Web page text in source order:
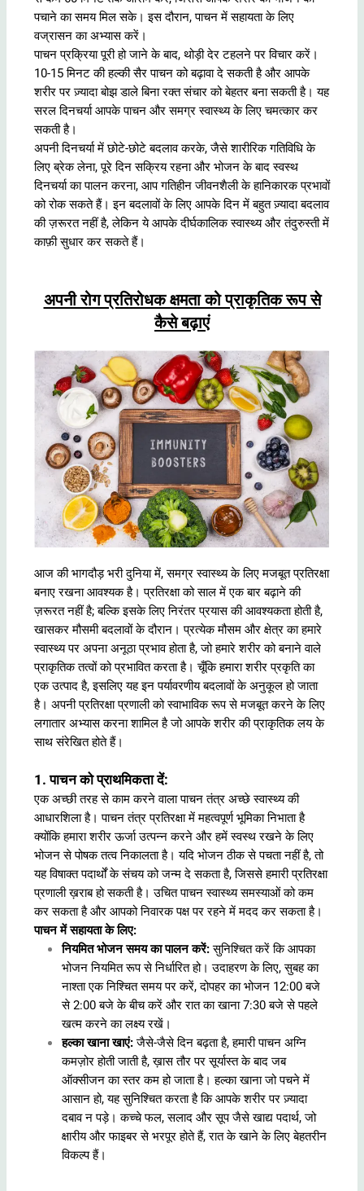
पचाने का समय मिल सके। इस दौरान, पाचन में सहायता के लिए
वज्रासन का अभ्यास करें।
पाचन प्रक्रिया पूरी हो जाने के बाद, थोड़ी देर टहलने पर विचार करें।
10-15 मिनट की हल्की सैर पाचन को बढ़ावा दे सकती है और आपके
शरीर पर ज़्यादा बोझ डाले बिना रक्त संचार को बेहतर बना सकती है। यह
सरल दिनचर्या आपके पाचन और समग्र स्वास्थ्य के लिए चमत्कार कर
सकती है।
अपनी दिनचर्या में छोटे-छोटे बदलाव करके, जैसे शारीरिक गतिविधि के
लिए ब्रेक लेना, पूरे दिन सक्रिय रहना और भोजन के बाद स्वस्थ
दिनचर्या का पालन करना, आप गतिहीन जीवनशैली के हानिकारक प्रभावों
को रोक सकते हैं। इन बदलावों के लिए आपके दिन में बहुत ज़्यादा बदलाव
की ज़रूरत नहीं है, लेकिन ये आपके दीर्घकालिक स्वास्थ्य और तंदुरुस्ती में
काफ़ी सुधार कर सकते हैं।
अपनी रोग प्रतिरोधक क्षमता को प्राकृतिक रूप से
कैसे बढ़ाएं
आज की भागदौड़ भरी दुनिया में, समग्र स्वास्थ्य के लिए मजबूत प्रतिरक्षा
बनाए रखना आवश्यक है। प्रतिरक्षा को साल में एक बार बढ़ाने की
ज़रूरत नहीं है; बल्कि इसके लिए निरंतर प्रयास की आवश्यकता होती है,
खासकर मौसमी बदलावों के दौरान। प्रत्येक मौसम और क्षेत्र का हमारे
स्वास्थ्य पर अपना अनूठा प्रभाव होता है, जो हमारे शरीर को बनाने वाले
प्राकृतिक तत्वों को प्रभावित करता है। चूँकि हमारा शरीर प्रकृति का
एक उत्पाद है, इसलिए यह इन पर्यावरणीय बदलावों के अनुकूल हो जाता
है। अपनी प्रतिरक्षा प्रणाली को स्वाभाविक रूप से मजबूत करने के लिए
लगातार अभ्यास करना शामिल है जो आपके शरीर की प्राकृतिक लय के
साथ संरेखित होते हैं।
1. पाचन को प्राथमिकता दें:
एक अच्छी तरह से काम करने वाला पाचन तंत्र अच्छे स्वास्थ्य की
आधारशिला है। पाचन तंत्र प्रतिरक्षा में महत्वपूर्ण भूमिका निभाता है
क्योंकि हमारा शरीर ऊर्जा उत्पन्न करने और हमें स्वस्थ रखने के लिए
भोजन से पोषक तत्व निकालता है। यदि भोजन ठीक से पचता नहीं है, तो
यह विषाक्त पदार्थों के संचय को जन्म दे सकता है, जिससे हमारी प्रतिरक्षा
प्रणाली ख़राब हो सकती है। उचित पाचन स्वास्थ्य समस्याओं को कम
कर सकता है और आपको निवारक पक्ष पर रहने में मदद कर सकता है।
पाचन में सहायता के लिए:
नियमित भोजन समय का पालन करें:सुनिश्चित करें कि आपका
भोजन नियमित रूप से निर्धारित हो। उदाहरण के लिए, सुबह का
नाश्ता एक निश्चित समय पर करें, दोपहर का भोजन 12:00 बजे
से 2:00 बजे के बीच करें और रात का खाना 7:30 बजे से पहले
खत्म करने का लक्ष्य रखें।
हल्का खाना खाएं:जैसे-जैसे दिन बढ़ता है, हमारी पाचन अग्नि
कमज़ोर होती जाती है, ख़ास तौर पर सूर्यास्त के बाद जब
ऑक्सीजन का स्तर कम हो जाता है। हल्का खाना जो पचने में
आसान हो, यह सुनिश्चित करता है कि आपके शरीर पर ज़्यादा
दबाव न पड़े। कच्चे फल, सलाद और सूप जैसे खाद्य पदार्थ, जो
क्षारीय और फाइबर से भरपूर होते हैं, रात के खाने के लिए बेहतरीन
विकल्प हैं।